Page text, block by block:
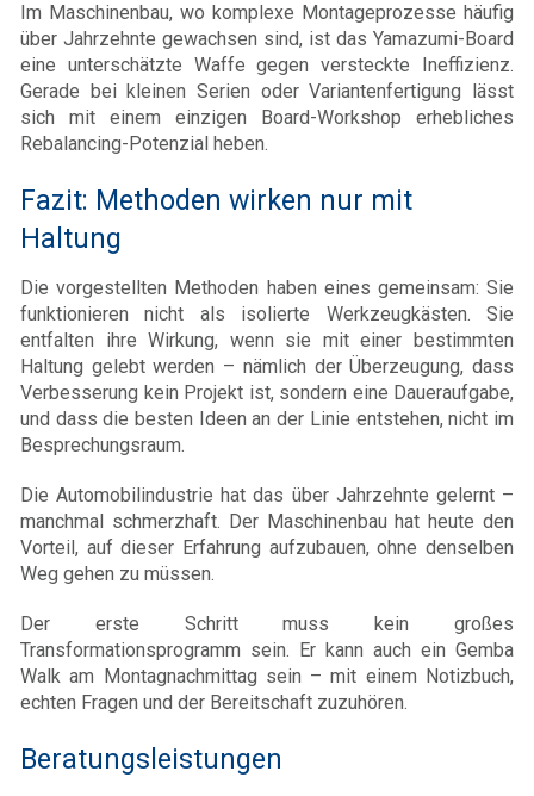
Im Maschinenbau, wo komplexe Montageprozesse häufig
über Jahrzehnte gewachsen sind, ist das Yamazumi-Board
eine unterschätzte Waffe gegen versteckte Ineffizienz.
Gerade bei kleinen Serien oder Variantenfertigung lässt
sich mit einem einzigen Board-Workshop erhebliches
Rebalancing-Potenzial heben.
Fazit: Methoden wirken nur mit
Haltung
Die vorgestellten Methoden haben eines gemeinsam: Sie
funktionieren nicht als isolierte Werkzeugkästen. Sie
entfalten ihre Wirkung, wenn sie mit einer bestimmten
Haltung gelebt werden – nämlich der Überzeugung, dass
Verbesserung kein Projekt ist, sondern eine Daueraufgabe,
und dass die besten Ideen an der Linie entstehen, nicht im
Besprechungsraum.
Die Automobilindustrie hat das über Jahrzehnte gelernt –
manchmal schmerzhaft. Der Maschinenbau hat heute den
Vorteil, auf dieser Erfahrung aufzubauen, ohne denselben
Weg gehen zu müssen.
Der erste Schritt muss kein großes
Transformationsprogramm sein. Er kann auch ein Gemba
Walk am Montagnachmittag sein – mit einem Notizbuch,
echten Fragen und der Bereitschaft zuzuhören.
Beratungsleistungen